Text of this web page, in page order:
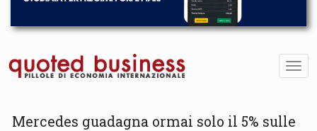
Mercedes guadagna ormai solo il 5% sulle